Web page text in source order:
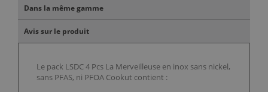
Dans la même gamme
Avis sur le produit
Le pack LSDC 4 Pcs La Merveilleuse en inox sans nickel,
sans PFAS, ni PFOA Cookut contient :